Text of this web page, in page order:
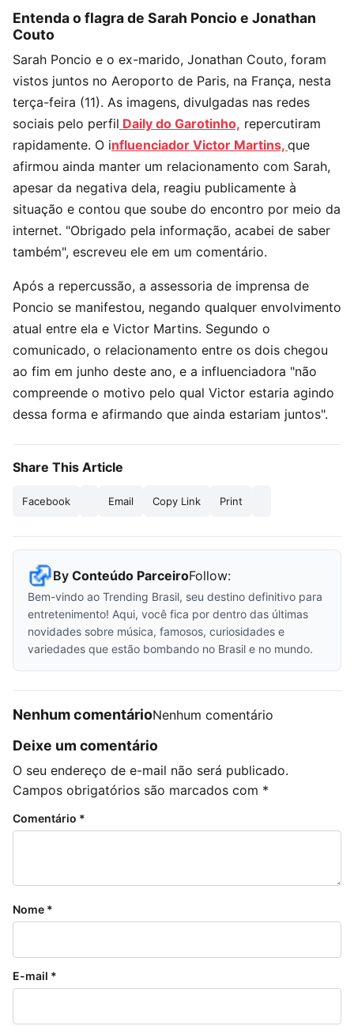
Entenda o flagra de Sarah Poncio e Jonathan
Couto
Sarah Poncio e o ex-marido, Jonathan Couto, foram
vistos juntos no Aeroporto de Paris, na França, nesta
terça-feira (11). As imagens, divulgadas nas redes
sociais pelo perfil Daily do Garotinho, repercutiram
rapidamente. O influenciador Victor Martins, que
afirmou ainda manter um relacionamento com Sarah,
apesar da negativa dela, reagiu publicamente à
situação e contou que soube do encontro por meio da
internet. "Obrigado pela informação, acabei de saber
também", escreveu ele em um comentário.
Após a repercussão, a assessoria de imprensa de
Poncio se manifestou, negando qualquer envolvimento
atual entre ela e Victor Martins. Segundo o
comunicado, o relacionamento entre os dois chegou
ao fim em junho deste ano, e a influenciadora "não
compreende o motivo pelo qual Victor estaria agindo
dessa forma e afirmando que ainda estariam juntos".
Share This Article
Facebook Email Copy Link Print
By Conteúdo ParceiroFollow:
Bem-vindo ao Trending Brasil, seu destino definitivo para
entretenimento! Aqui, você fica por dentro das últimas
novidades sobre música, famosos, curiosidades e
variedades que estão bombando no Brasil e no mundo.
Nenhum comentárioNenhum comentário
Deixe um comentário
O seu endereço de e-mail não será publicado.
Campos obrigatórios são marcados com *
Comentário *
Nome *
E-mail *